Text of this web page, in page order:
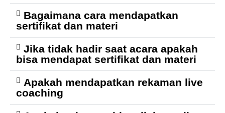
Bagaimana cara mendapatkan
sertifikat dan materi
Jika tidak hadir saat acara apakah
bisa mendapat sertifikat dan materi
Apakah mendapatkan rekaman live
coaching